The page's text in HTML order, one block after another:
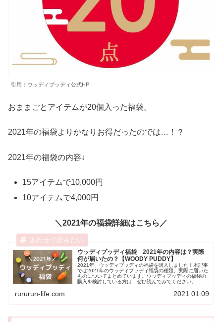
引用：ウッディプッディ公式HP
おままごとアイテムが20個入った福袋。
2021年の福袋よりかなりお得だったのでは…！？
2021年の福袋の内容↓
15アイテムで10,000円
10アイテムで4,000円
＼2021年の福袋詳細はこちら／
ウッディプッディ福袋 2021年の内容は？実際
何が届いたの？【WOODY PUDDY】
2021年、ウッディプッディの福袋を購入しました！本記事
では2021年のウッディプッディ福袋の種類、実際に届いた
ものについてまとめています。ウッディプッディの福袋の
購入を検討している方は、ぜひ読んでみてください。...
rururun-life.com 2021.01.09